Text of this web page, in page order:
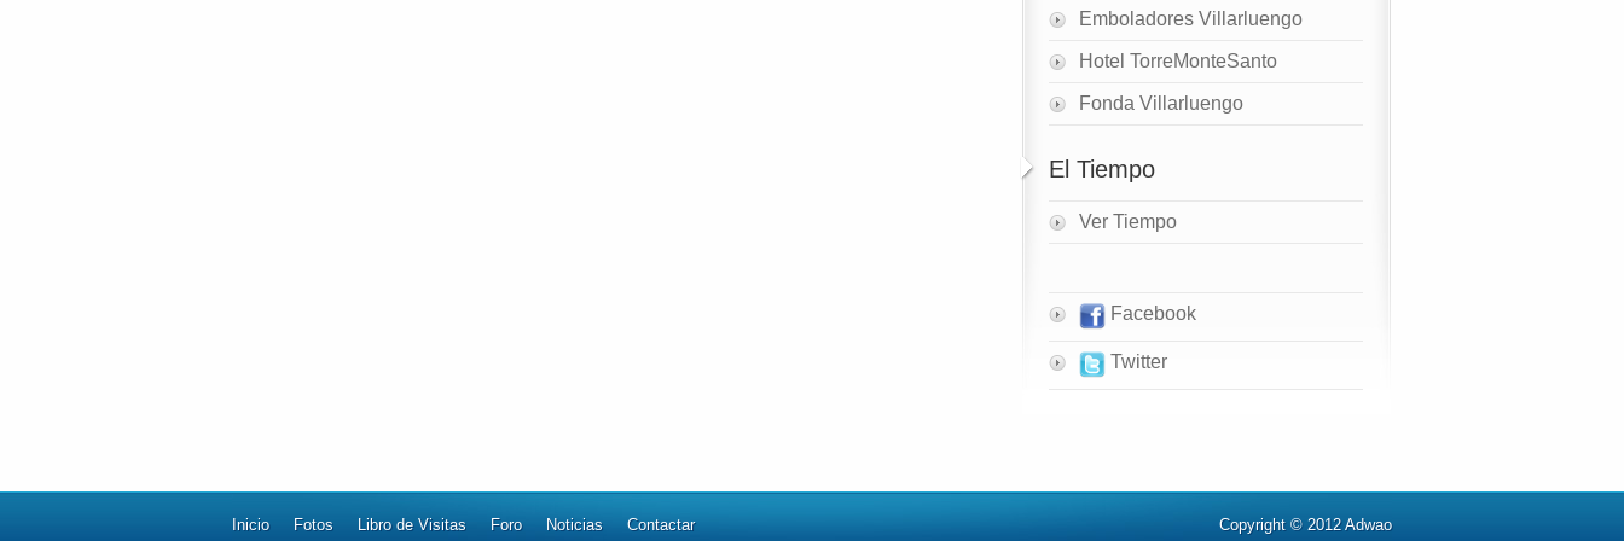
Emboladores Villarluengo
Hotel TorreMonteSanto
Fonda Villarluengo
El Tiempo
Ver Tiempo
Facebook
Twitter
Inicio Fotos Libro de Visitas Foro Noticias Contactar Copyright © 2012 Adwao